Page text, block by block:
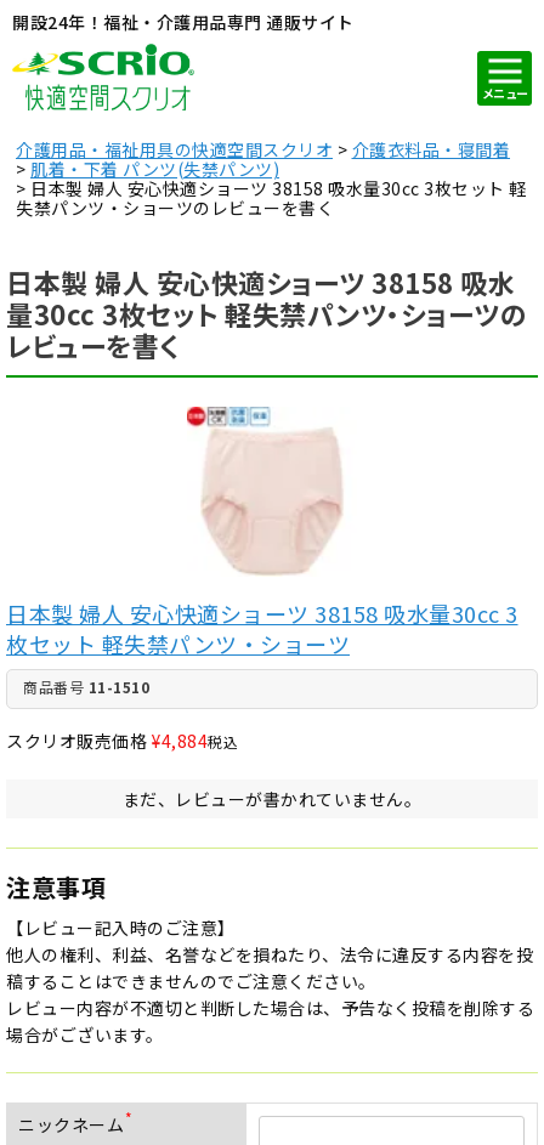
開設24年！福祉・介護用品専門 通販サイト
メニュー
介護用品・福祉用具の快適空間スクリオ
介護衣料品・寝間着
肌着・下着 パンツ(失禁パンツ)
日本製 婦人 安心快適ショーツ 38158 吸水量30cc 3枚セット 軽
失禁パンツ・ショーツのレビューを書く
日本製 婦人 安心快適ショーツ 38158 吸水
量30cc 3枚セット 軽失禁パンツ・ショーツの
レビューを書く
日本製 婦人 安心快適ショーツ 38158 吸水量30cc 3
枚セット 軽失禁パンツ・ショーツ
商品番号 11-1510
スクリオ販売価格 ¥4,884税込
まだ、レビューが書かれていません。
注意事項
【レビュー記入時のご注意】
他人の権利、利益、名誉などを損ねたり、法令に違反する内容を投
稿することはできませんのでご注意ください。
レビュー内容が不適切と判断した場合は、予告なく投稿を削除する
場合がございます。
ニックネーム